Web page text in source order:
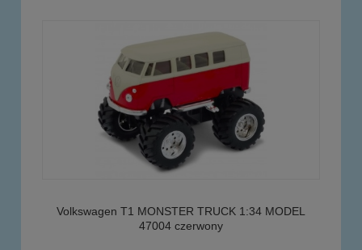
Volkswagen T1 MONSTER TRUCK 1:34 MODEL
47004 czerwony